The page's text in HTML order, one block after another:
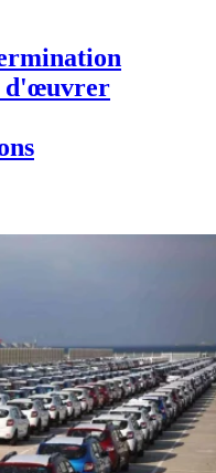
d'œuvrer